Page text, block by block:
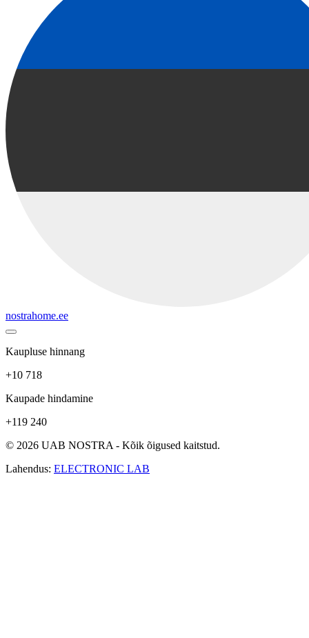
nostrahome.ee
Kaupluse hinnang
+10 718
Kaupade hindamine
+119 240
© 2026 UAB NOSTRA - Kõik õigused kaitstud.
Lahendus: ELECTRONIC LAB